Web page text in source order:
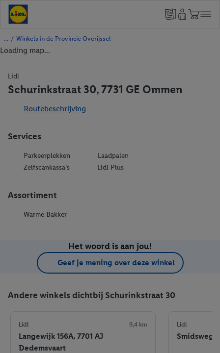
/ Winkels in de Provincie Overijssel
Loading map...
Lidl
Schurinkstraat 30, 7731 GE Ommen
Routebeschrijving
Services
Parkeerplekken
Laadpalen
Zelfscankassa’s
Lidl Plus
Assortiment
Warme Bakker
Het woord is aan jou!
Geef je mening over deze winkel
Andere winkels dichtbij Schurinkstraat 30
Lidl 9,4 km
Langewijk 156A, 7701 AJ
Dedemsvaart
Lidl